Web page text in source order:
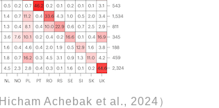
Achebak et al., 2024）